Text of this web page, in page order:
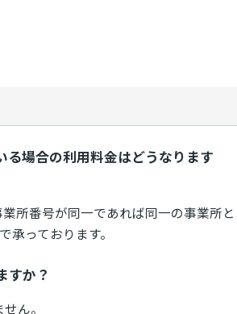
る場合の利用料金はどうなります
所番号が同一であれば同一の事業所と
承っております。
すか？
ん。